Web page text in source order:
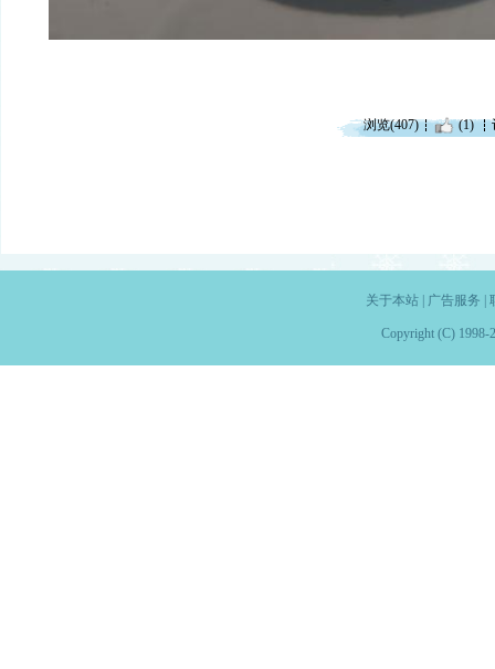
浏览(407) (1)
关于本站| 广告服务
Copyright (C) 1998-